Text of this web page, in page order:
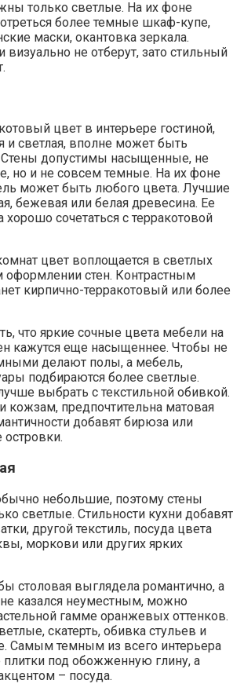
только светлые. На их фоне
более темные шкаф-купе,
маски, окантовка зеркала.
визуально не отберут, зато стильный
цвет в интерьере гостиной,
и светлая, вполне может быть
допустимы насыщенные, не
но и не совсем темные. На их фоне
может быть любого цвета. Лучшие
бежевая или белая древесина. Ее
хорошо сочетаться с терракотовой
цвет воплощается в светлых
оформлении стен. Контрастным
кирпично-терракотовый или более
что яркие сочные цвета мебели на
кажутся еще насыщеннее. Чтобы не
делают полы, а мебель,
подбираются более светлые.
выбрать с текстильной обивкой.
кожзам, предпочтительна матовая
добавят бирюза или
небольшие, поэтому стены
светлые. Стильности кухни добавят
другой текстиль, посуда цвета
моркови или других ярких
столовая выглядела романтично, а
казался неуместным, можно
гамме оранжевых оттенков.
скатерть, обивка стульев и
Самым темным из всего интерьера
плитки под обожженную глину, а
– посуда.